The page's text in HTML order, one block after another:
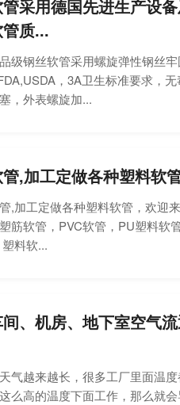
采用德国先进生产设
质...
钢丝软管采用螺旋弹性钢丝牢
，3A卫生标准要求，
，外表螺旋加...
,加工定做各种塑料软
加工定做各种塑料软管，欢
筋软管，PVC软管，PU塑料软
料软...
、机房、地下室空气
越来越长，很多工厂里面温度
么高的温度下面工作，那么就